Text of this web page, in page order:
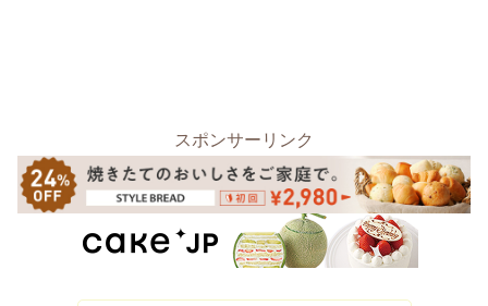
スポンサーリンク